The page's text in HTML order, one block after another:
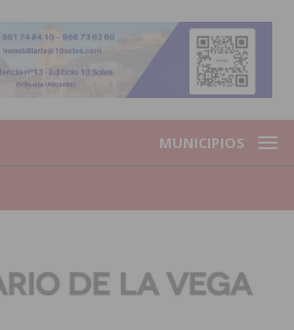
MUNICIPIOS